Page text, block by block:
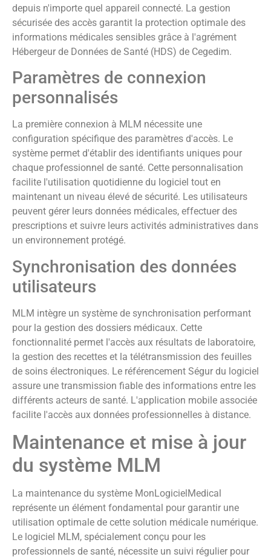
depuis n'importe quel appareil connecté. La gestion
sécurisée des accès garantit la protection optimale des
informations médicales sensibles grâce à l'agrément
Hébergeur de Données de Santé (HDS) de Cegedim.
Paramètres de connexion
personnalisés
La première connexion à MLM nécessite une
configuration spécifique des paramètres d'accès. Le
système permet d'établir des identifiants uniques pour
chaque professionnel de santé. Cette personnalisation
facilite l'utilisation quotidienne du logiciel tout en
maintenant un niveau élevé de sécurité. Les utilisateurs
peuvent gérer leurs données médicales, effectuer des
prescriptions et suivre leurs activités administratives dans
un environnement protégé.
Synchronisation des données
utilisateurs
MLM intègre un système de synchronisation performant
pour la gestion des dossiers médicaux. Cette
fonctionnalité permet l'accès aux résultats de laboratoire,
la gestion des recettes et la télétransmission des feuilles
de soins électroniques. Le référencement Ségur du logiciel
assure une transmission fiable des informations entre les
différents acteurs de santé. L'application mobile associée
facilite l'accès aux données professionnelles à distance.
Maintenance et mise à jour
du système MLM
La maintenance du système MonLogicielMedical
représente un élément fondamental pour garantir une
utilisation optimale de cette solution médicale numérique.
Le logiciel MLM, spécialement conçu pour les
professionnels de santé, nécessite un suivi régulier pour